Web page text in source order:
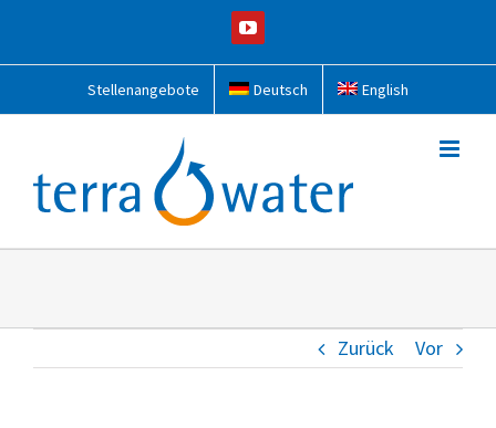
YouTube
Stellenangebote Deutsch English
Zurück Vor